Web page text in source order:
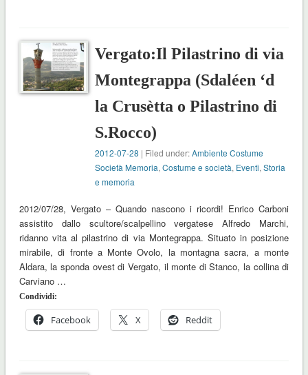
Vergato:Il Pilastrino di via
Montegrappa (Sdaléen ‘d
la Crusètta o Pilastrino di
S.Rocco)
2012-07-28 | Filed under:Ambiente Costume
Società Memoria,Costume e società, Eventi,Storia
e memoria
2012/07/28, Vergato – Quando nascono i ricordi! Enrico Carboni
assistito dallo scultore/scalpellino vergatese Alfredo Marchi,
ridanno vita al pilastrino di via Montegrappa. Situato in posizione
mirabile, di fronte a Monte Ovolo, la montagna sacra, a monte
Aldara, la sponda ovest di Vergato, il monte di Stanco, la collina di
Carviano …
Condividi:
Facebook X Reddit